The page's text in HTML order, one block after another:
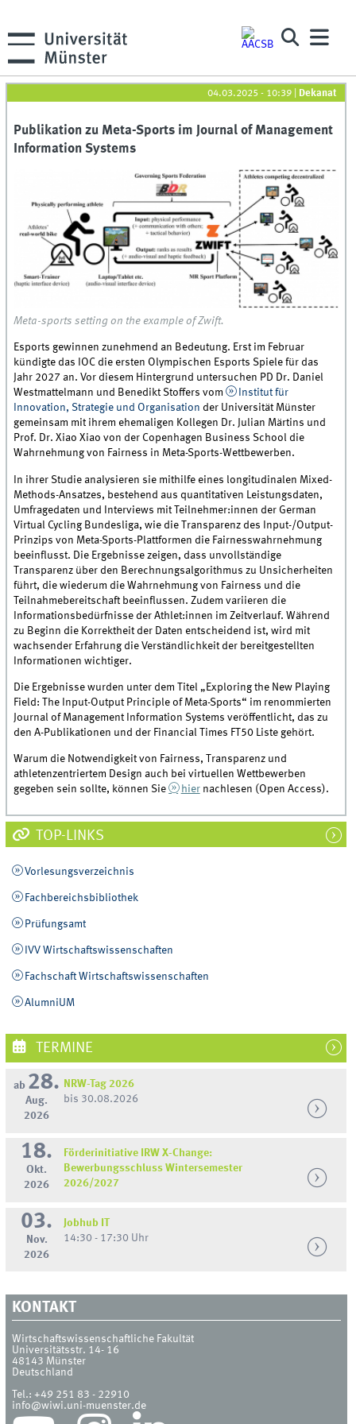
04.03.2025 - 10:39 Dekanat
Publikation zu Meta-Sports im Journal of Management
Information Systems
Meta-sports setting on the example of Zwift.
Esports gewinnen zunehmend an Bedeutung. Erst im Februar
kündigte das IOC die ersten Olympischen Esports Spiele für das
Jahr 2027 an. Vor diesem Hintergrund untersuchen PD Dr. Daniel
Westmattelmann und Benedikt Stoffers vom
Institut für
Innovation, Strategie und Organisation der Universität Münster
gemeinsam mit ihrem ehemaligen Kollegen Dr. Julian Märtins und
Prof. Dr. Xiao Xiao von der Copenhagen Business School die
Wahrnehmung von Fairness in Meta-Sports-Wettbewerben.
In ihrer Studie analysieren sie mithilfe eines longitudinalen Mixed-
Methods-Ansatzes, bestehend aus quantitativen Leistungsdaten,
Umfragedaten und Interviews mit Teilnehmer:innen der German
Virtual Cycling Bundesliga, wie die Transparenz des Input-/Output-
Prinzips von Meta-Sports-Plattformen die Fairnesswahrnehmung
beeinflusst. Die Ergebnisse zeigen, dass unvollständige
Transparenz über den Berechnungsalgorithmus zu Unsicherheiten
führt, die wiederum die Wahrnehmung von Fairness und die
Teilnahmebereitschaft beeinflussen. Zudem variieren die
Informationsbedürfnisse der Athlet:innen im Zeitverlauf. Während
zu Beginn die Korrektheit der Daten entscheidend ist, wird mit
wachsender Erfahrung die Verständlichkeit der bereitgestellten
Informationen wichtiger.
Die Ergebnisse wurden unter dem Titel „Exploring the New Playing
Field: The Input-Output Principle of Meta-Sports“ im renommierten
Journal of Management Information Systems veröffentlicht, das zu
den A-Publikationen und der Financial Times FT50 Liste gehört.
Warum die Notwendigkeit von Fairness, Transparenz und
athletenzentriertem Design auch bei virtuellen Wettbewerben
gegeben sein sollte, können Sie
hiernachlesen (Open Access).
TOP-LINKS
Vorlesungsverzeichnis
Fachbereichsbibliothek
Prüfungsamt
IVV Wirtschaftswissenschaften
Fachschaft Wirtschaftswissenschaften
AlumniUM
TERMINE
ab 28.
Aug.
2026
NRW-Tag 2026
bis 30.08.2026
18.
Okt.
2026
Förderinitiative IRW X-Change:
Bewerbungsschluss Wintersemester
2026/2027
03.
Nov.
2026
Jobhub IT
14:30 - 17:30 Uhr
KONTAKT
Wirtschaftswissenschaftliche Fakultät
Universitätsstr. 14- 16
48143 Münster
Deutschland
Tel.:+49 251 83 - 22910
info@wiwi.uni-muenster.de